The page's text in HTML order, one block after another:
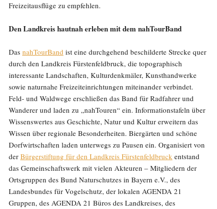
Freizeitausflüge zu empfehlen.
Den Landkreis hautnah erleben mit dem nahTourBand
Das nahTourBand ist eine durchgehend beschilderte Strecke quer
durch den Landkreis Fürstenfeldbruck, die topographisch
interessante Landschaften, Kulturdenkmäler, Kunsthandwerke
sowie naturnahe Freizeiteinrichtungen miteinander verbindet.
Feld- und Waldwege erschließen das Band für Radfahrer und
Wanderer und laden zu „nahTouren“ ein. Informationstafeln über
Wissenswertes aus Geschichte, Natur und Kultur erweitern das
Wissen über regionale Besonderheiten. Biergärten und schöne
Dorfwirtschaften laden unterwegs zu Pausen ein. Organisiert von
der Bürgerstiftung für den Landkreis Fürstenfeldbruckentstand
das Gemeinschaftswerk mit vielen Akteuren – Mitgliedern der
Ortsgruppen des Bund Naturschutzes in Bayern e.V., des
Landesbundes für Vogelschutz, der lokalen AGENDA 21
Gruppen, des AGENDA 21 Büros des Landkreises, des